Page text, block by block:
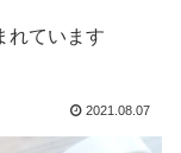
れています
2021.08.07